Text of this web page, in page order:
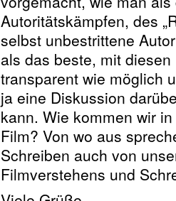
Autoritätskämpfen, des
selbst unbestrittene
als das beste, mit
transparent wie möglich
ja eine Diskussion
kann. Wie kommen wir
Film? Von wo aus
Schreiben auch von
Filmverstehens und